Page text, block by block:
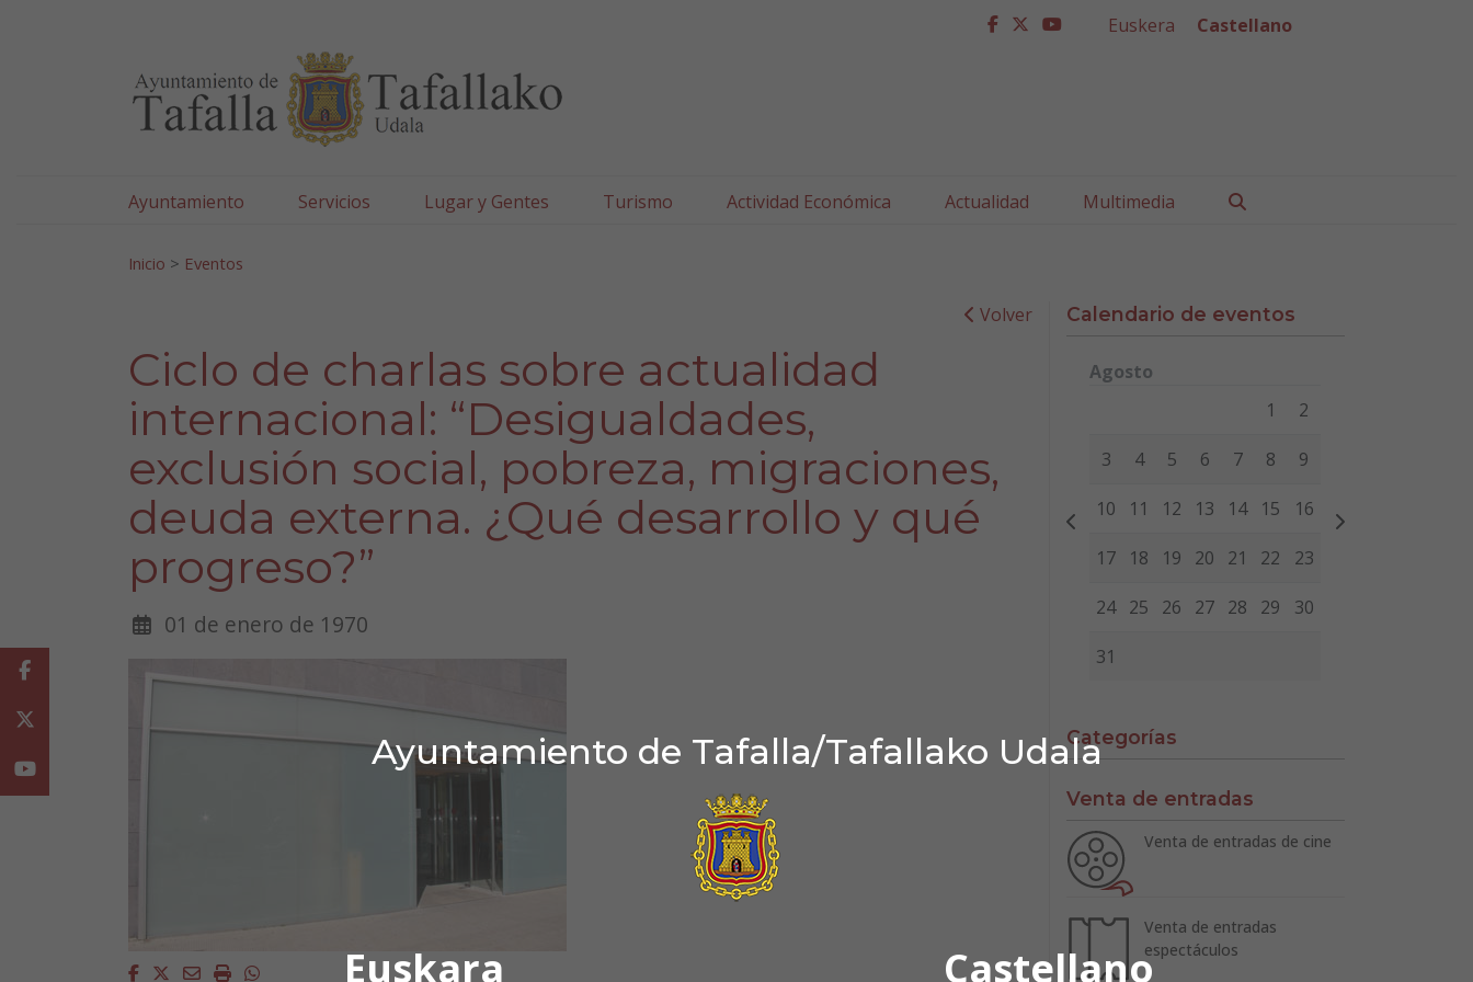
Ayuntamiento de Tafalla/Tafallako Udala
Euskara Castellano
facebook
twitter
youtube
Euskera Castellano
Ayuntamiento Servicios Lugar y Gentes Turismo Actividad Económica Actualidad Multimedia
Inicio > Eventos
Volver
Ciclo de charlas sobre actualidad
internacional: “Desigualdades,
exclusión social, pobreza, migraciones,
deuda externa. ¿Qué desarrollo y qué
progreso?”
01 de enero de 1970
Facebook
Twitter
EmailImprimirWhatsapp
Calendario de eventos
Agosto
Miércoles Jueves
1 2
3 4 5 6 7 8 9
10 11 12 13 14 15 16
17 18 19 20 21 22 23
24 25 26 27 28 29 30
31
Categorías
Venta de entradas
Venta de entradas de cine
Venta de entradas
espectáculos
Facebook
Youtube